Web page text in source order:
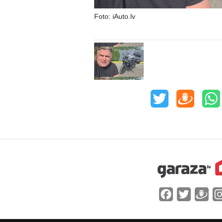
Foto: iAuto.lv